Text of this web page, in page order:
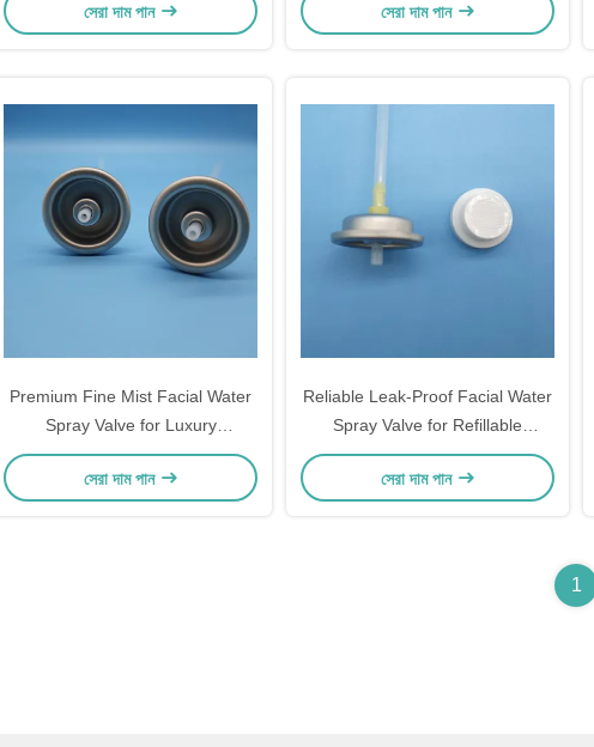
সেরা দাম পান
সেরা দাম পান
Premium Fine Mist Facial Water
Spray Valve for Luxury
Cosmetics and Skincare
Enthusiasts with Consistent
সেরা দাম পান
Reliable Leak-Proof Facial Water
Spray Valve for Refillable
Cosmetic Bottles and Sustainable
Brands with Secure Sealing
সেরা দাম পান
1